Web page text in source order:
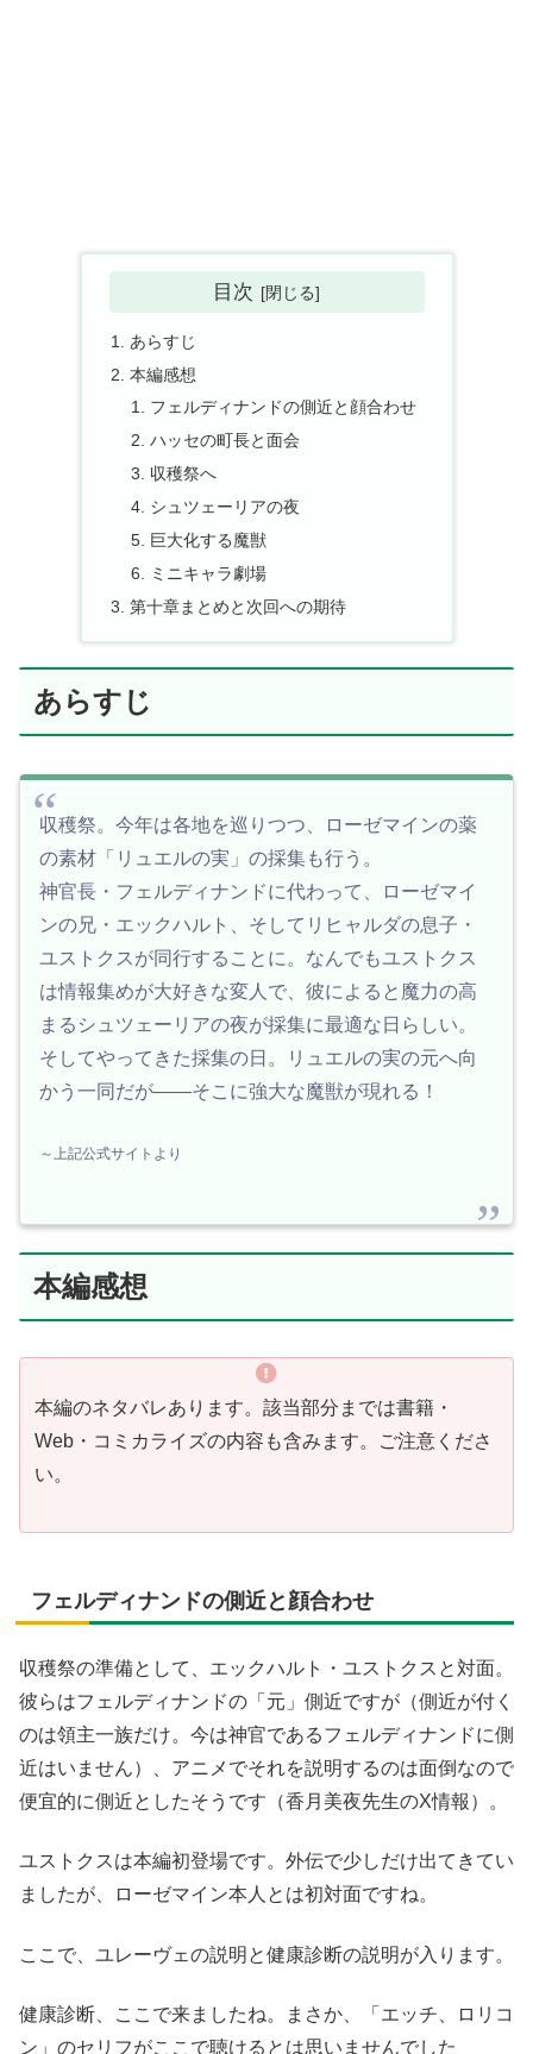
目次
あらすじ
本編感想
フェルディナンドの側近と顔合わせ
ハッセの町長と面会
収穫祭へ
シュツェーリアの夜
巨大化する魔獣
ミニキャラ劇場
第十章まとめと次回への期待
あらすじ
収穫祭。今年は各地を巡りつつ、ローゼマインの薬
の素材「リュエルの実」の採集も行う。
神官長・フェルディナンドに代わって、ローゼマイ
ンの兄・エックハルト、そしてリヒャルダの息子・
ユストクスが同行することに。なんでもユストクス
は情報集めが大好きな変人で、彼によると魔力の高
まるシュツェーリアの夜が採集に最適な日らしい。
そしてやってきた採集の日。リュエルの実の元へ向
かう一同だが――そこに強大な魔獣が現れる！
～上記公式サイトより
本編感想
本編のネタバレあります。該当部分までは書籍・
Web・コミカライズの内容も含みます。ご注意くださ
い。
フェルディナンドの側近と顔合わせ
収穫祭の準備として、エックハルト・ユストクスと対面。
彼らはフェルディナンドの「元」側近ですが（側近が付く
のは領主一族だけ。今は神官であるフェルディナンドに側
近はいません）、アニメでそれを説明するのは面倒なので
便宜的に側近としたそうです（香月美夜先生のX情報）。
ユストクスは本編初登場です。外伝で少しだけ出てきてい
ましたが、ローゼマイン本人とは初対面ですね。
ここで、ユレーヴェの説明と健康診断の説明が入ります。
健康診断、ここで来ましたね。まさか、「エッチ、ロリコ
ン」のセリフがここで聴けるとは思いませんでした